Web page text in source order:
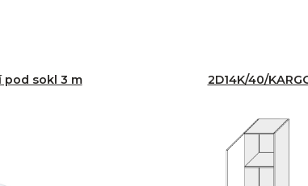
pod sokl 3 m 2D14K/40/